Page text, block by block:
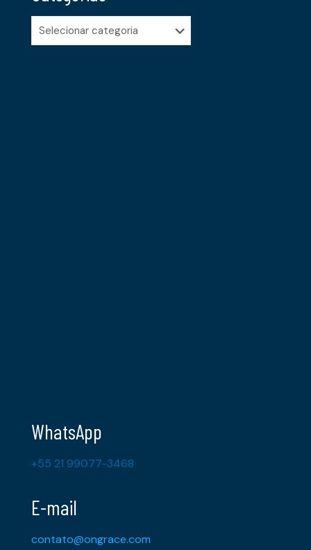
Categorias
WhatsApp
+55 21 99077-3468
E-mail
contato@ongrace.com